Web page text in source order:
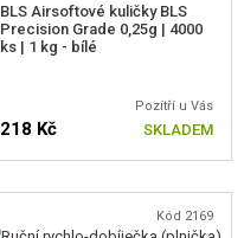
BLS Airsoftové kuličky BLS
Precision Grade 0,25g | 4000
ks | 1 kg - bílé
Pozítří u Vás
218 Kč SKLADEM
Kód 2169